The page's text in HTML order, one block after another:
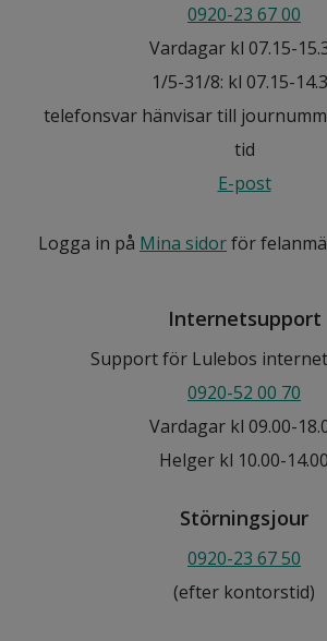
0920-23 67 00
Vardagar kl 07.15-
1/5-31/8: kl 07.15-
telefonsvar hänvisar till
tid
E-post
Logga in på Mina sidorför
Internetsupport
Support för Lulebos
0920-52 00 70
Vardagar kl 09.00-
Helger kl 10.00-14.00
Störningsjour
0920-23 67 50
(efter kontorstid)